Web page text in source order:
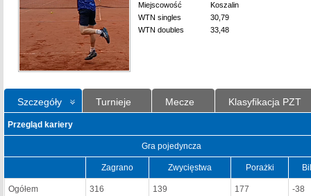
Miejscowość
Koszalin
WTN singles
30,79
WTN doubles
33,48
Szczegóły Turnieje Mecze Klasyfikacja PZT
Przegląd kariery
Gra pojedyncza
Zagrano Zwycięstwa Porażki
Ogółem 316 139 177 -38